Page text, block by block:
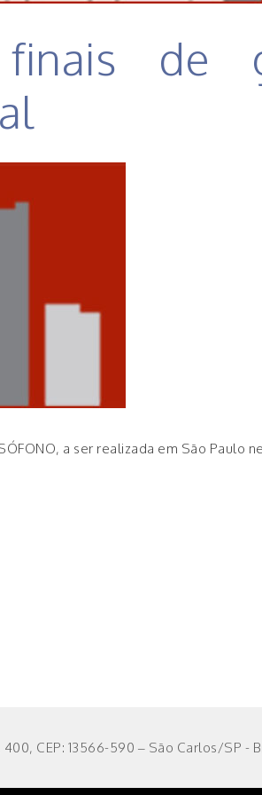
de
a ser realizada em São
CEP: 13566-590 – São Carlos/SP -